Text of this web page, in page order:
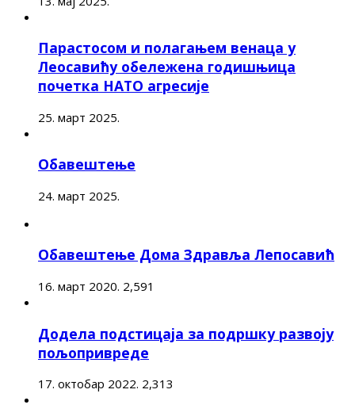
Парастосом и полагањем венаца у
Леосавићу обележена годишњица
почетка НАТО агресије
25. март 2025.
Обавештење
24. март 2025.
Обавештење Дома Здравља Лепосавић
16. март 2020. 2,591
Додела подстицаја за подршку развоју
пољопривреде
17. октобар 2022. 2,313